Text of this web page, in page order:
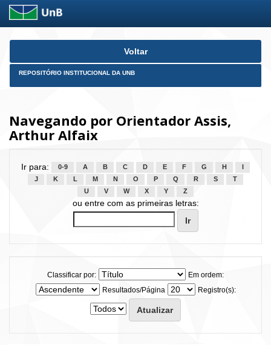
Skip
Voltar
REPOSITÓRIO INSTITUCIONAL DA UNB
Navegando por Orientador Assis,
Arthur Alfaix
Ir para: 0-9 A B C D E F G H
J
K L M N O P Q R S
T
U
V W X Y Z
ou entre com as primeiras letras:
Classificar por:
Em ordem:
Resultados/Página
Registro(s):